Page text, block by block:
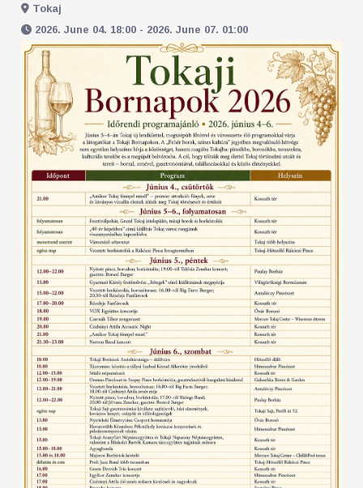
Tokaj
2026. June 04. 18:00 - 2026. June 07. 01:00